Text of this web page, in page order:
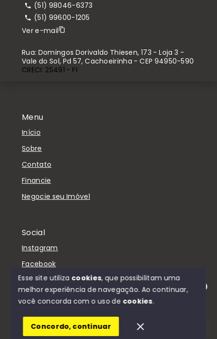
Olá! Estamos disponíveis para te ajudar.
Menu
Início
Sobre
Contato
Financie
Negocie seu Imóvel
Social
Instagram
Facebook
© Copyright 2026 - D'Casa Imóveis - Todos os
SITE PARA IMOBILIARIA
(51) 98046-6373
(51) 99600-1205
Ver e-mail
Rua: Domingos Dorivaldo Thiesen, 173 - Loja 3 -
Vale do Sol, Pd 57, Cachoeirinha - CEP 94950-590
CRECI: 25491 - FI
Esse site utiliza cookies, que possibilitam uma
melhor experiência de navegação.Ao continuar,
você concorda com o uso de cookies.
Concordo, continuar